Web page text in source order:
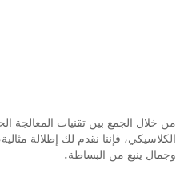
من خلال الجمع بين تقنيات المعالجة
الكلاسيكي، فإننا نقدم لك إطلالة
وجمال ينبع من البساطة.